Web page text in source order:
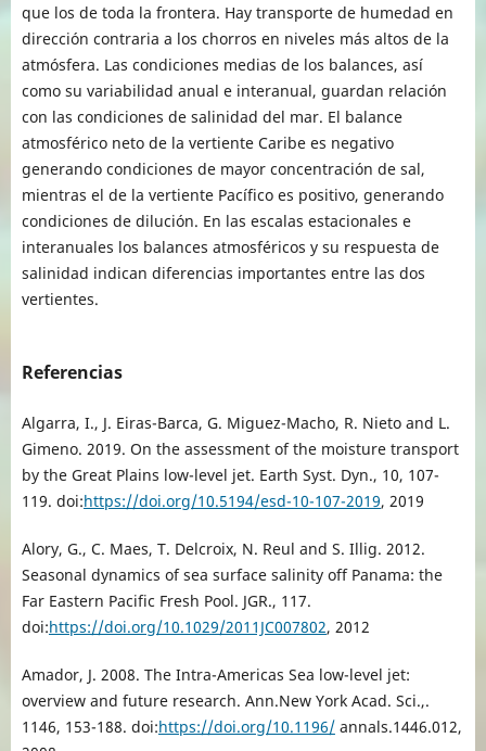
que los de toda la frontera. Hay transporte de humedad en
dirección contraria a los chorros en niveles más altos de la
atmósfera. Las condiciones medias de los balances, así
como su variabilidad anual e interanual, guardan relación
con las condiciones de salinidad del mar. El balance
atmosférico neto de la vertiente Caribe es negativo
generando condiciones de mayor concentración de sal,
mientras el de la vertiente Pacífico es positivo, generando
condiciones de dilución. En las escalas estacionales e
interanuales los balances atmosféricos y su respuesta de
salinidad indican diferencias importantes entre las dos
vertientes.
Referencias
Algarra, I., J. Eiras-Barca, G. Miguez-Macho, R. Nieto and L.
Gimeno. 2019. On the assessment of the moisture transport
by the Great Plains low-level jet. Earth Syst. Dyn., 10, 107-
119. doi:https://doi.org/10.5194/esd-10-107-2019, 2019
Alory, G., C. Maes, T. Delcroix, N. Reul and S. Illig. 2012.
Seasonal dynamics of sea surface salinity off Panama: the
Far Eastern Pacific Fresh Pool. JGR., 117.
doi:https://doi.org/10.1029/2011JC007802, 2012
Amador, J. 2008. The Intra-Americas Sea low-level jet:
overview and future research. Ann.New York Acad. Sci.,.
1146, 153-188. doi:https://doi.org/10.1196/annals.1446.012,